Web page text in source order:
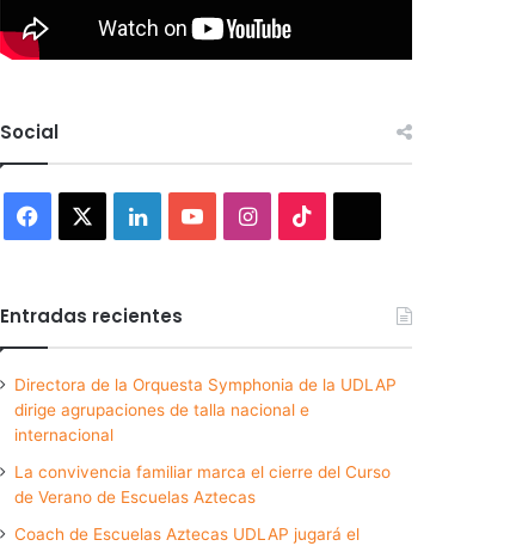
Social
Facebook LinkedInYouTubeInstagram
Entradas recientes
Directora de la Orquesta Symphonia de la UDLAP
dirige agrupaciones de talla nacional e
internacional
La convivencia familiar marca el cierre del Curso
de Verano de Escuelas Aztecas
Coach de Escuelas Aztecas UDLAP jugará el